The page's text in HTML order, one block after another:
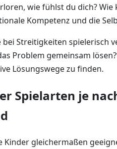
wie fühlst du dich?
Kompetenz und die
bei Streitigkeiten spielerisch
Problem gemeinsam
Lösungswege zu finden.
Spielarten je
Kinder gleichermaßen